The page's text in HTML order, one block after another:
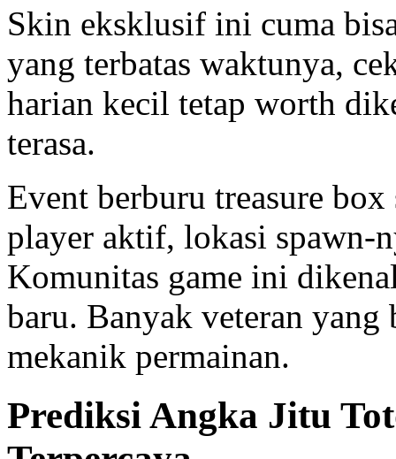
Skin eksklusif ini cuma
yang terbatas waktunya,
harian kecil tetap worth
terasa.
Event berburu treasure
player aktif, lokasi spawn-
Komunitas game ini
baru. Banyak veteran yang
mekanik permainan.
Prediksi Angka Jitu